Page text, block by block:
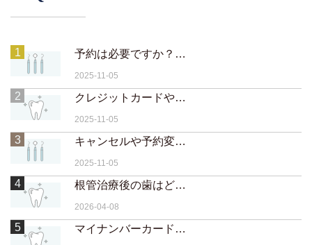
1 予約は必要ですか？当日予約や急患対応は可能ですか？
2025-11-05
2 クレジットカードや電子マネーは使えますか？
2025-11-05
3 キャンセルや予約変更はいつまでに連絡すればいいですか？
2025-11-05
4 根管治療後の歯はどのくらい持ちますか？
2026-04-08
5 マイナンバーカードの保険証でも取り扱えますか？